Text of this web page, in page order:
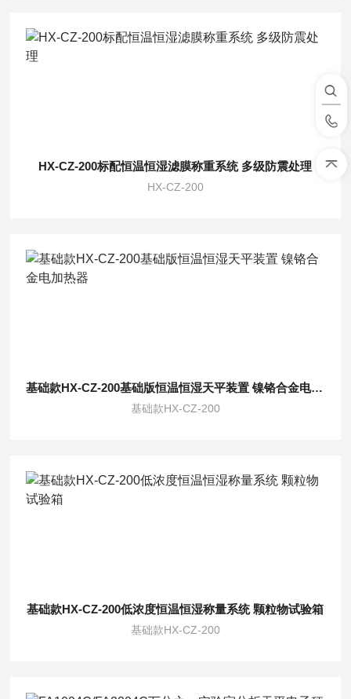
HX-CZ-200标配恒温恒湿滤膜称重系统 多级防震处理
HX-CZ-200
基础款HX-CZ-200基础版恒温恒湿天平装置 镍铬合金电加热器
基础款HX-CZ-200
基础款HX-CZ-200低浓度恒温恒湿称量系统 颗粒物试验箱
基础款HX-CZ-200